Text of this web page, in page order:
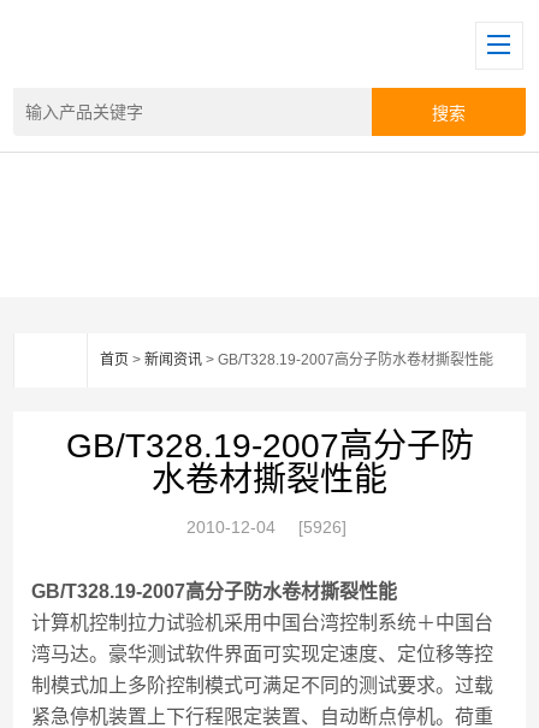
首页 >新闻资讯 > GB/T328.19-2007高分子防水卷材撕裂性能
GB/T328.19-2007高分子防
水卷材撕裂性能
2010-12-04 [5926]
GB/T328.19-2007高分子防水卷材撕裂性能
计算机控制拉力试验机采用中国台湾控制系统＋中国台
湾马达。豪华测试软件界面可实现定速度、定位移等控
制模式加上多阶控制模式可满足不同的测试要求。过载
紧急停机装置上下行程限定装置、自动断点停机。荷重